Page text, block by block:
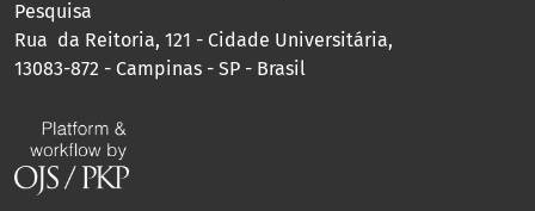
Pesquisa
Rua da Reitoria, 121 - Cidade Universitária,
13083-872 - Campinas - SP - Brasil